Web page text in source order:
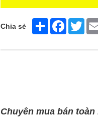
Chia sẻ Share Facebook
Chuyên mua bán